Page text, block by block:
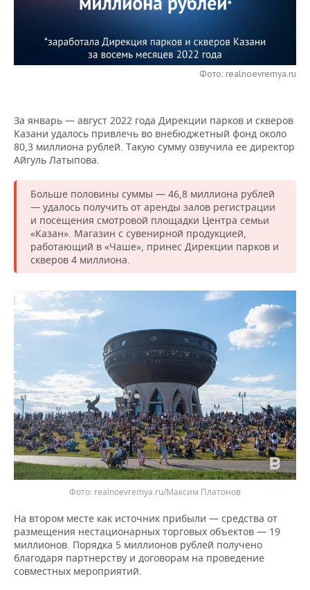
НЕФТЕХИМИЯ
НЕФТЬ
ОПК
ТЕЛЕКОММУНИКАЦИИ
НОВОСТИ МЕРОПРИЯТИЙ
БИЗНЕС-БРАНЧИ
ONLINE-КОНФЕРЕНЦИИ
ФУТБОЛ
ХОККЕЙ
ВОЛЕЙБОЛ
КИБЕРСПОРТ
ВОДНЫЕ ВИДЫ СПОРТА
ХОККЕЙ С МЯЧОМ
НОВОСТИ ОБЩЕСТВА
ВЛАСТЬ
ИСТОРИЯ
КУЛЬТУРА
ОБРАЗОВАНИЕ
ПРОИСШЕСТВИЯ
ФОТОГАЛЕРЕЯ
СЮЖЕТЫ
СПРАВОЧНИК
СПИСОК ПЕРСОН
СПИСОК КОМПАНИЙ
ПОЛНАЯ ВЕРСИЯ
Фото: realnoevremya.ru
За январь — август 2022 года Дирекции парков и скверов
Казани удалось привлечь во внебюджетный фонд около
80,3 миллиона рублей. Такую сумму озвучила ее директор
Айгуль Латыпова.
Больше половины суммы — 46,8 миллиона рублей
— удалось получить от аренды залов регистрации
и посещения смотровой площадки Центра семьи
«Казан». Магазин с сувенирной продукцией,
работающий в «Чаше», принес Дирекции парков и
скверов 4 миллиона.
Фото: realnoevremya.ru/Максим Платонов
На втором месте как источник прибыли — средства от
размещения нестационарных торговых объектов — 19
миллионов. Порядка 5 миллионов рублей получено
благодаря партнерству и договорам на проведение
совместных мероприятий.